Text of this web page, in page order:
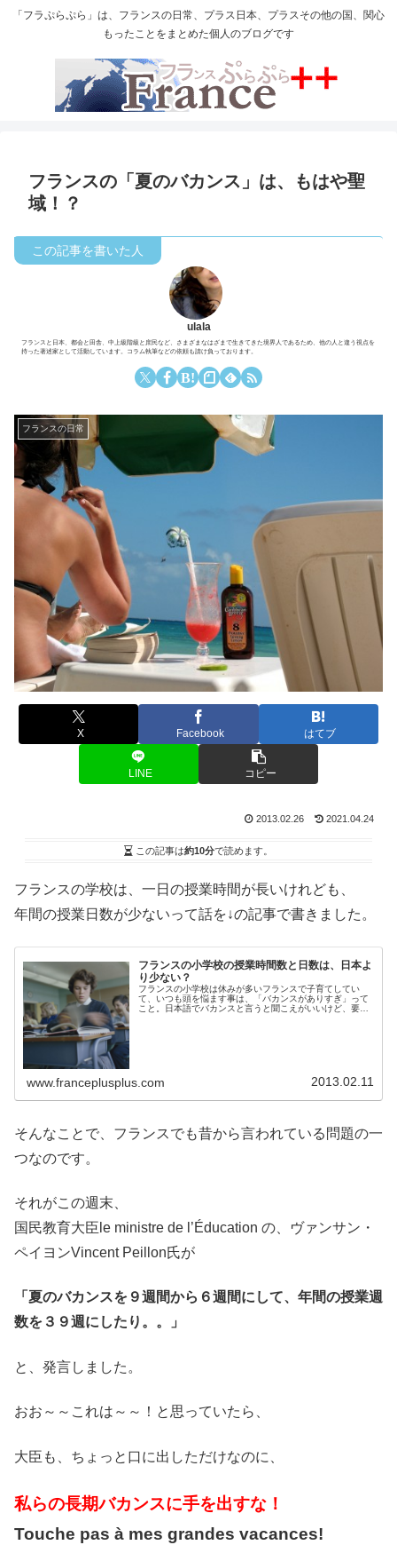
「フラぷらぷら」は、フランスの日常、プラス日本、プラスその他の国、関心
もったことをまとめた個人のブログです
フランスの「夏のバカンス」は、もはや聖
域！？
ulala
フランスと日本、都会と田舎、中上級階級と庶民など、さまざまなはざまで生きてきた境界人であるため、他の人と違う視点を
持った著述家として活動しています。コラム執筆などの依頼も請け負っております。
フランスの日常
X Facebook はてブ
LINE コピー
2013.02.26 2021.04.24
この記事は約10分で読めます。
フランスの学校は、一日の授業時間が長いけれども、
年間の授業日数が少ないって話を↓の記事で書きました。
フランスの小学校の授業時間数と日数は、日本よ
り少ない？
フランスの小学校は休みが多いフランスで子育てしてい
て、いつも頭を悩ます事は、「バカンスがありすぎ」って
こと。日本語でバカンスと言うと聞こえがいいけど、要す
www.franceplusplus.com 2013.02.11
そんなことで、フランスでも昔から言われている問題の一
つなのです。
それがこの週末、
国民教育大臣le ministre de l’Éducation の、ヴァンサン・
ペイヨンVincent Peillon氏が
「夏のバカンスを９週間から６週間にして、年間の授業週
数を３９週にしたり。。」
と、発言しました。
おお～～これは～～！と思っていたら、
大臣も、ちょっと口に出しただけなのに、
私らの長期バカンスに手を出すな！
Touche pas à mes grandes vacances!